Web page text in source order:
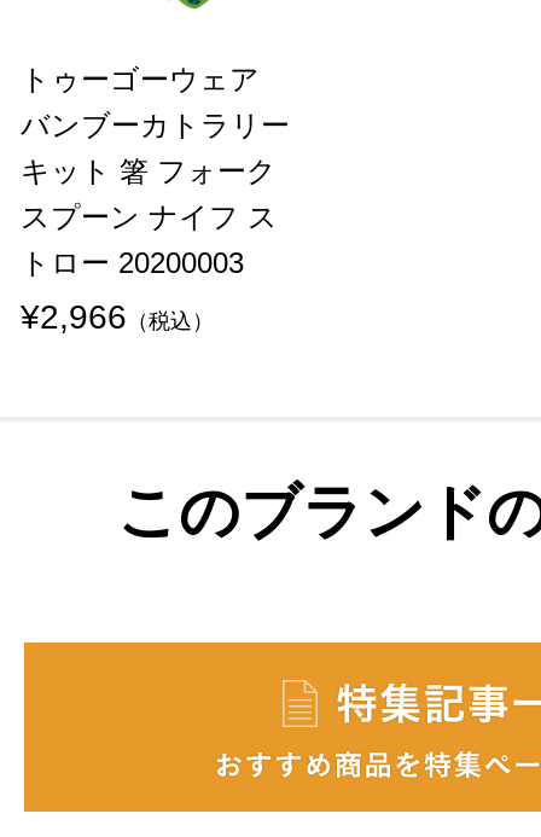
トゥーゴーウェア
バンブーカトラリー
キット 箸 フォーク
スプーン ナイフ ス
トロー 20200003
¥2,966 （税込）
このブランド